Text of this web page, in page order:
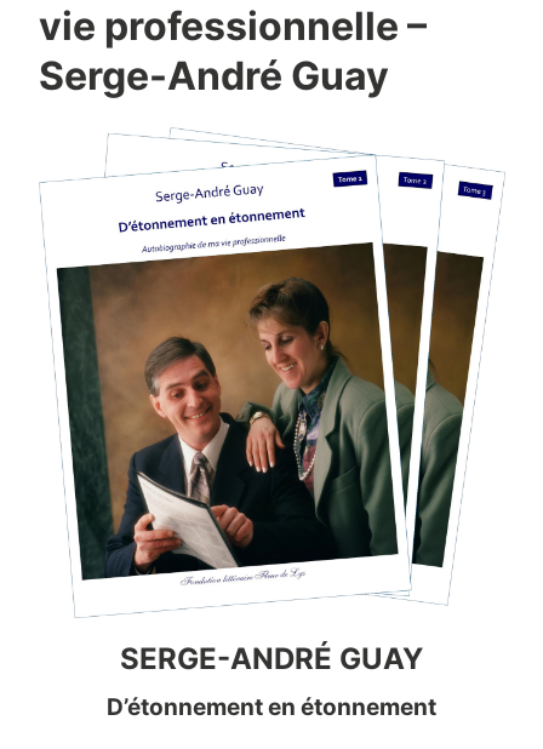
vie professionnelle –
Serge-André Guay
SERGE-ANDRÉ GUAY
D’étonnement en étonnement